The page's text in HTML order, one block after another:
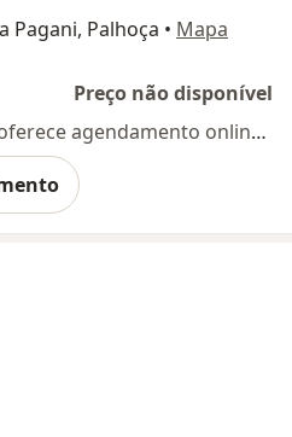
Pagani, Palhoça • Mapa
Preço não disponível
Esse especialista não oferece agendamento online para esse endereço.